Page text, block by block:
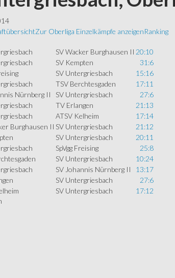
Zur Oberliga Einzelkämpfe anzeigenRanking
SV Wacker Burghausen II 20:10
SV Kempten
31:6
SV Untergriesbach
15:16
TSV Berchtesgaden
17:11
Nürnberg II SV Untergriesbach
27:6
TV Erlangen
21:13
ATSV Kelheim
17:14
Burghausen II SV Untergriesbach
21:12
SV Untergriesbach
20:11
SpVgg Freising
25:8
SV Untergriesbach
10:24
SV Johannis Nürnberg II
13:17
SV Untergriesbach
27:6
SV Untergriesbach
17:12